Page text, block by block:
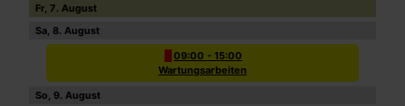
7
8
09:00 - 15:00
Wartungsarbeiten
9